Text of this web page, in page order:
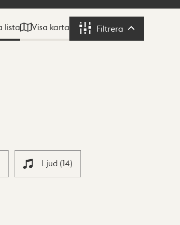
lista Visa karta Filtrera Filtrera
Ljud (14)